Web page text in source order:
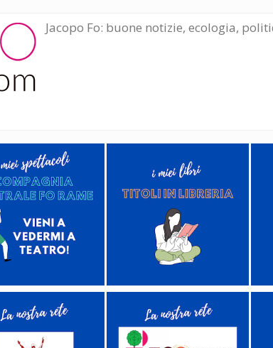
Jacopo Fo: buone notizie, ecologia,